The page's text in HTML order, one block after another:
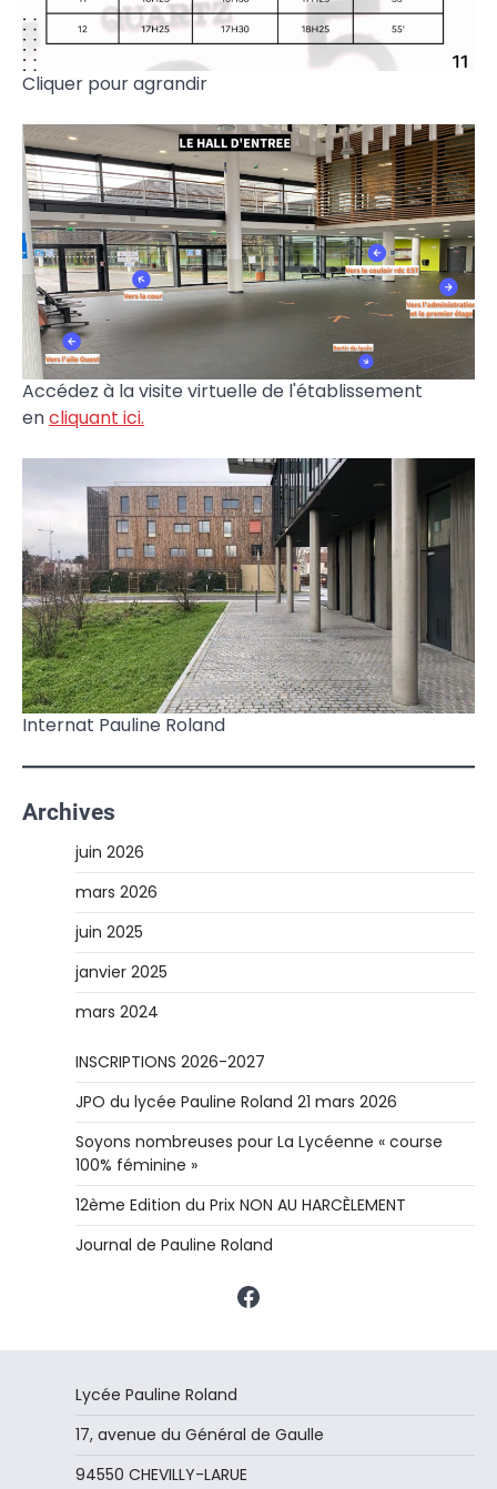
Cliquer pour agrandir
Accédez à la visite virtuelle de l'établissement
encliquant ici.
Internat Pauline Roland
Archives
juin 2026
mars 2026
juin 2025
janvier 2025
mars 2024
INSCRIPTIONS 2026-2027
JPO du lycée Pauline Roland 21 mars 2026
Soyons nombreuses pour La Lycéenne « course
100% féminine »
12ème Edition du Prix NON AU HARCÈLEMENT
Journal de Pauline Roland
Facebook
Lycée Pauline Roland
17, avenue du Général de Gaulle
94550 CHEVILLY-LARUE